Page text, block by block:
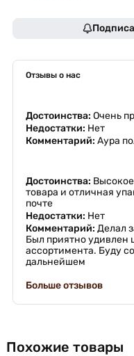
Отзывы о нас
Достоинства: Очень
Недостатки: Нет
Комментарий: Аура
Достоинства:
товара и отличная
почте
Недостатки: Нет
Комментарий: Делал
Был приятно удивлен
ассортимента. Буду
дальнейшем
Больше отзывов
Похожие товары